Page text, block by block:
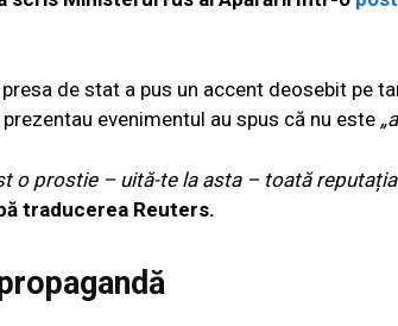
de stat a pus un accent deosebit pe
evenimentul au spus că nu este
o prostie – uită-te la asta – toată
traducerea Reuters.